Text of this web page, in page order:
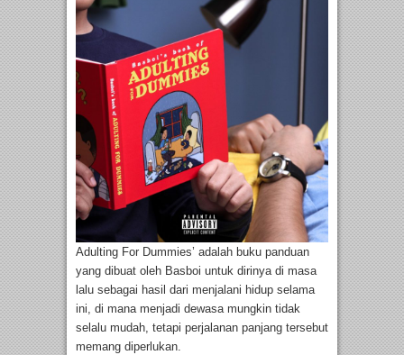
Adulting For Dummies’ adalah buku panduan
yang dibuat oleh Basboi untuk dirinya di masa
lalu sebagai hasil dari menjalani hidup selama
ini, di mana menjadi dewasa mungkin tidak
selalu mudah, tetapi perjalanan panjang tersebut
memang diperlukan.